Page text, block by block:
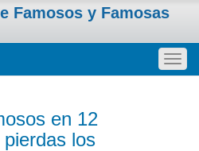
Famosos y Famosas
en 12
los